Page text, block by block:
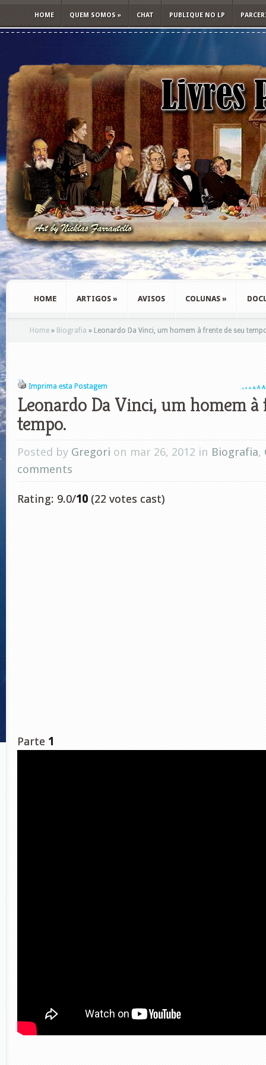
HOME QUEM SOMOS » CHAT PUBLIQUE NO LP
HOME ARTIGOS » AVISOS COLUNAS »
Home » Biografia » Leonardo Da Vinci, um homem à frente de seu
Imprima esta Postagem A A A A A A A
Leonardo Da Vinci, um homem à
tempo.
Posted by Gregori on mar 26, 2012 in Biografia,
comments
Rating: 9.0/10 (22 votes cast)
Parte 1